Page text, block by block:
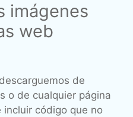
imágenes
web
de
o de cualquier página
código que no